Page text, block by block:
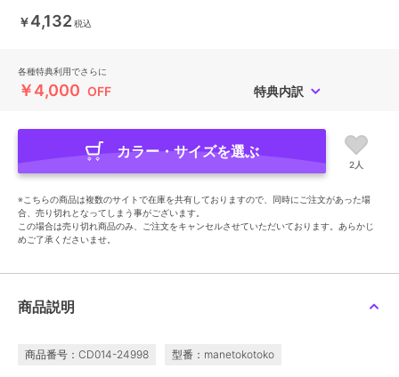
￥4,132 税込
各種特典利用でさらに
￥4,000 OFF 特典内訳
カラー・サイズを選ぶ
2人
※こちらの商品は複数のサイトで在庫を共有しておりますので、同時にご注文があった場
合、売り切れとなってしまう事がございます。
この場合は売り切れ商品のみ、ご注文をキャンセルさせていただいております。あらかじ
めご了承くださいませ。
商品説明
商品番号：CD014-24998 型番：manetokotoko